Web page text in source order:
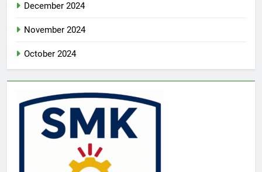
December 2024
November 2024
October 2024